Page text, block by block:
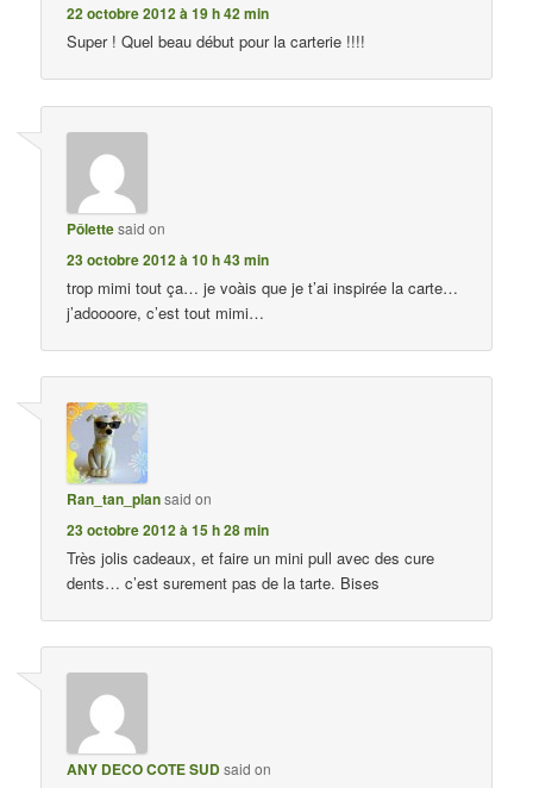
22 octobre 2012 à 19 h 42 min
Super ! Quel beau début pour la carterie !!!!
Pôlettesaid on
23 octobre 2012 à 10 h 43 min
trop mimi tout ça… je voàis que je t’ai inspirée la carte…
j’adoooore, c’est tout mimi…
Ran_tan_plansaid on
23 octobre 2012 à 15 h 28 min
Très jolis cadeaux, et faire un mini pull avec des cure
dents… c’est surement pas de la tarte. Bises
ANY DECO COTE SUDsaid on